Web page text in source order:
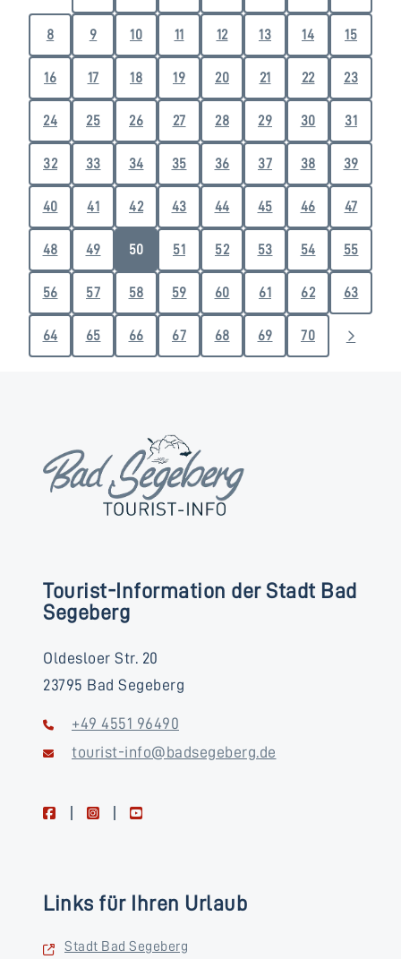
8 9 10 11 12 13 14 15
16 17 18 19 20 21 22 23
24 25 26 27 28 29 30 31
32 33 34 35 36 37 38 39
40 41 42 43 44 45 46 47
48 49 50 51 52 53 54 55
56 57 58 59 60 61 62 63
64 65 66 67 68 69 70
Tourist-Information der Stadt Bad
Segeberg
Oldesloer Str. 20
23795 Bad Segeberg
+49 4551 96490
tourist-info@badsegeberg.de
facebookinstagramyoutube
Links für Ihren Urlaub
Stadt Bad Segeberg